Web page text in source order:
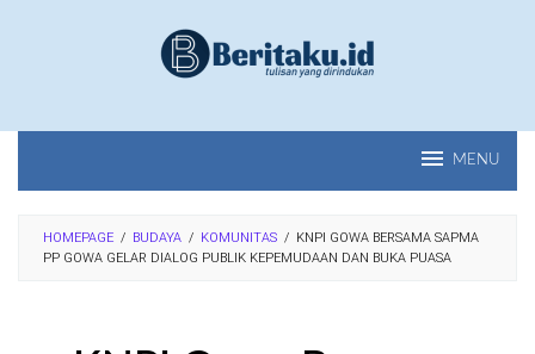
MENU
HOMEPAGE / BUDAYA / KOMUNITAS / KNPI GOWA BERSAMA SAPMA
PP GOWA GELAR DIALOG PUBLIK KEPEMUDAAN DAN BUKA PUASA